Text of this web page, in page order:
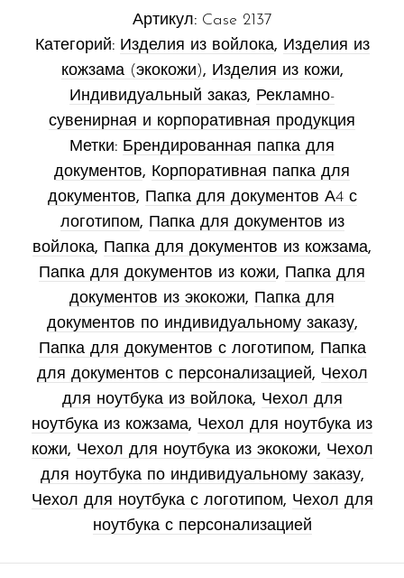
Артикул: Case 2137
Категорий: Изделия из войлока, Изделия из
кожзама (экокожи), Изделия из кожи,
Индивидуальный заказ, Рекламно-
сувенирная и корпоративная продукция
Метки: Брендированная папка для
документов, Корпоративная папка для
документов, Папка для документов А4 с
логотипом, Папка для документов из
войлока, Папка для документов из кожзама,
Папка для документов из кожи, Папка для
документов из экокожи, Папка для
документов по индивидуальному заказу,
Папка для документов с логотипом, Папка
для документов с персонализацией, Чехол
для ноутбука из войлока, Чехол для
ноутбука из кожзама, Чехол для ноутбука из
кожи, Чехол для ноутбука из экокожи, Чехол
для ноутбука по индивидуальному заказу,
Чехол для ноутбука с логотипом, Чехол для
ноутбука с персонализацией